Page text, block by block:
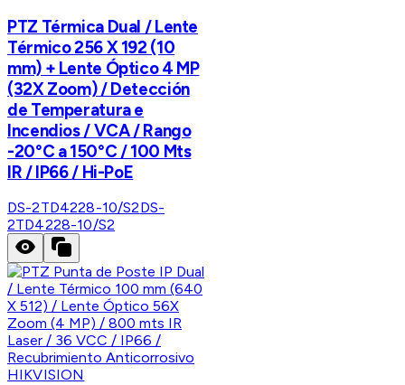
PTZ Térmica Dual / Lente
Térmico 256 X 192 (10
mm) + Lente Óptico 4 MP
(32X Zoom) / Detección
de Temperatura e
Incendios / VCA / Rango
-20°C a 150°C / 100 Mts
IR / IP66 / Hi-PoE
DS-2TD4228-10/S2DS-
2TD4228-10/S2
HIKVISION